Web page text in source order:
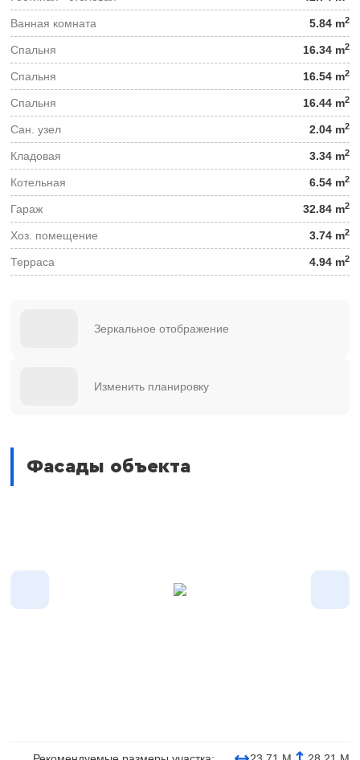
Ванная комната 5.84 m2
Спальня 16.34 m2
Спальня 16.54 m2
Спальня 16.44 m2
Сан. узел 2.04 m2
Кладовая 3.34 m2
Котельная 6.54 m2
Гараж 32.84 m2
Хоз. помещение 3.74 m2
Терраса 4.94 m2
Зеркальное отображение
Изменить планировку
Фасады объекта